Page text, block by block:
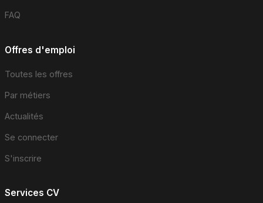
FAQ
Offres d'emploi
Toutes les offres
Par métiers
Actualités
Se connecter
S'inscrire
Services CV